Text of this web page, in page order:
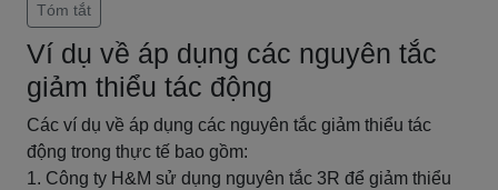
Tóm tắt
Ví dụ về áp dụng các nguyên tắc
giảm thiểu tác động
Các ví dụ về áp dụng các nguyên tắc giảm thiểu tác
động trong thực tế bao gồm:
1. Công ty H&M sử dụng nguyên tắc 3R để giảm thiểu